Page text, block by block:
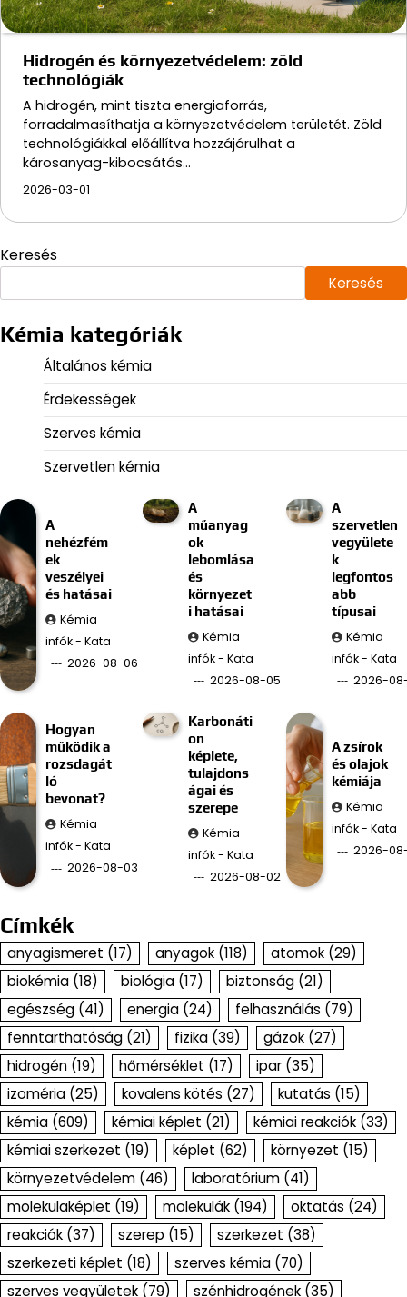
Hidrogén és környezetvédelem: zöld
technológiák
A hidrogén, mint tiszta energiaforrás,
forradalmasíthatja a környezetvédelem területét. Zöld
technológiákkal előállítva hozzájárulhat a
károsanyag-kibocsátás…
2026-03-01
Keresés
Keresés
Kémia kategóriák
Általános kémia
Érdekességek
Szerves kémia
Szervetlen kémia
A
nehézfém
ek
veszélyei
és hatásai
Kémia
infók - Kata
2026-08-06
A
műanyag
ok
lebomlása
és
környezet
i hatásai
Kémia
infók - Kata
2026-08-05
A
szervetlen
vegyülete
k
legfontos
abb
típusai
Kémia
infók - Kata
2026-
Hogyan
működik a
rozsdagát
ló
bevonat?
Kémia
infók - Kata
2026-08-03
Karbonáti
on
képlete,
tulajdons
ágai és
szerepe
Kémia
infók - Kata
2026-08-02
A zsírok
és olajok
kémiája
Kémia
infók - Kata
2026-
Címkék
anyagismeret (17) anyagok (118) atomok (29)
biokémia (18) biológia (17) biztonság (21)
egészség (41) energia (24) felhasználás (79)
fenntarthatóság (21) fizika (39) gázok (27)
hidrogén (19) hőmérséklet (17) ipar (35)
izoméria (25) kovalens kötés (27) kutatás (15)
kémia (609) kémiai képlet (21) kémiai reakciók (33)
kémiai szerkezet (19) képlet (62) környezet (15)
környezetvédelem (46) laboratórium (41)
molekulaképlet (19) molekulák (194) oktatás (24)
reakciók (37) szerep (15) szerkezet (38)
szerkezeti képlet (18) szerves kémia (70)
szerves vegyületek (79) szénhidrogének (35)